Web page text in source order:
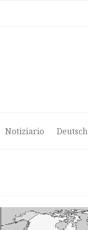
Notiziario Deutsch